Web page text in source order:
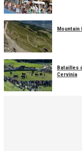
Mountain
Batailles
Cervinia